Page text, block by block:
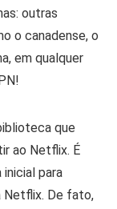
outras
o canadense, o
em qualquer
que
ao Netflix. É
inicial para
Netflix. De fato,